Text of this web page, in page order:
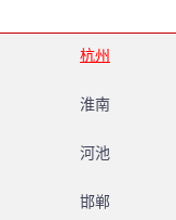
杭州
淮南
河池
邯郸